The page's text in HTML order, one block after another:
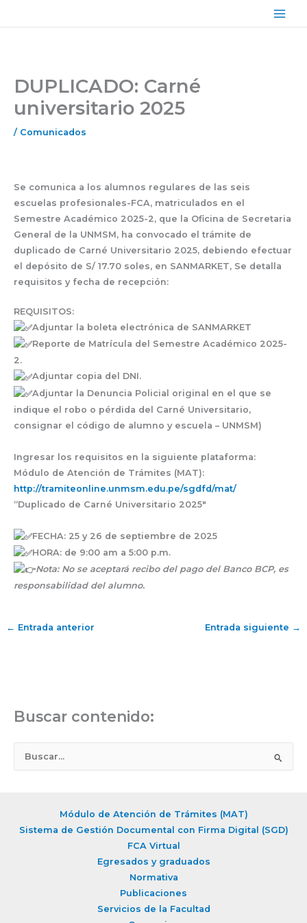
Main
DUPLICADO: Carné
universitario 2025
/ Comunicados
Se comunica a los alumnos regulares de las seis
escuelas profesionales-FCA, matriculados en el
Semestre Académico 2025-2, que la Oficina de Secretaria
General de la UNMSM, ha convocado el trámite de
duplicado de Carné Universitario 2025, debiendo efectuar
el depósito de S/ 17.70 soles, en SANMARKET, Se detalla
requisitos y fecha de recepción:
REQUISITOS:
Adjuntar la boleta electrónica de SANMARKET
Reporte de Matrícula del Semestre Académico 2025-
2.
Adjuntar copia del DNI.
Adjuntar la Denuncia Policial original en el que se
indique el robo o pérdida del Carné Universitario,
consignar el código de alumno y escuela – UNMSM)
Ingresar los requisitos en la siguiente plataforma:
Módulo de Atención de Trámites (MAT):
http://tramiteonline.unmsm.edu.pe/sgdfd/mat/
“Duplicado de Carné Universitario 2025″
FECHA:25 y 26 de septiembre de 2025
HORA:de 9:00 am a 5:00 p.m.
Nota: No se aceptará recibo del pago del Banco BCP, es
responsabilidad del alumno.
← Entrada anterior Entrada siguiente →
Buscar contenido:
Módulo de Atención de Trámites (MAT)
Sistema de Gestión Documental con Firma Digital (SGD)
FCA Virtual
Egresados y graduados
Normativa
Publicaciones
Servicios de la Facultad